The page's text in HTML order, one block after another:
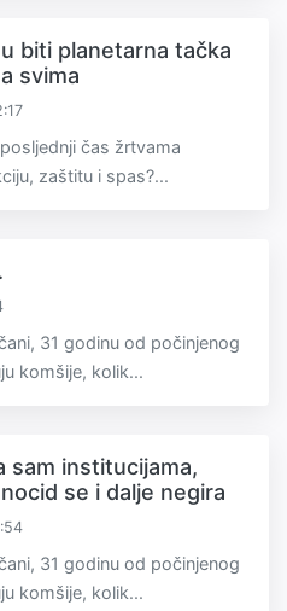
biti planetarna tačka
svima
čas žrtvama
zaštitu i spas?...
31 godinu od počinjenog
komšije, kolik...
sam institucijama,
se i dalje negira
31 godinu od počinjenog
komšije, kolik...